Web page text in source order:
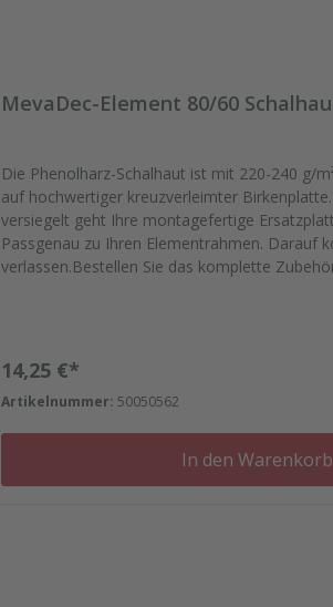
MevaDec-Element 80/60
Die Phenolharz-Schalhaut ist mit 220-240 g/
auf hochwertiger kreuzverleimter
versiegelt geht Ihre montagefertige
Passgenau zu Ihren Elementrahmen. Darauf
verlassen.Bestellen Sie das komplette
Regulärer Preis:
14,25 €*
Artikelnummer: 50050562
In den Warenkorb